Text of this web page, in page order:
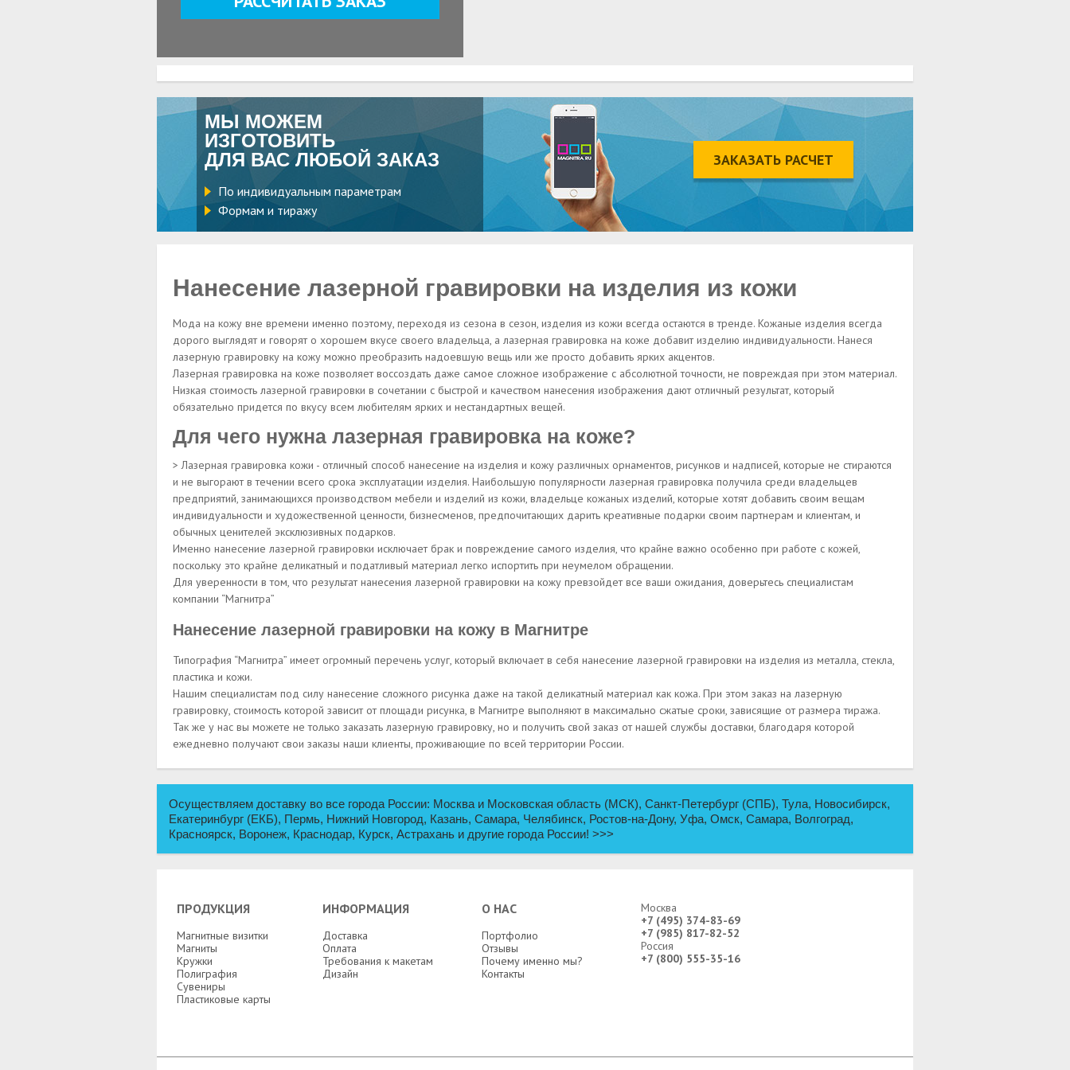
МЫ МОЖЕМ
ИЗГОТОВИТЬ
ДЛЯ ВАС ЛЮБОЙ ЗАКАЗ
По индивидуальным параметрам
Формам и тиражу
ЗАКАЗАТЬ РАСЧЕТ
Нанесение лазерной гравировки на изделия из кожи
Мода на кожу вне времени именно поэтому, переходя из сезона в сезон, изделия из кожи всегда остаются в тренде. Кожаные изделия всегда
дорого выглядят и говорят о хорошем вкусе своего владельца, а лазерная гравировка на коже добавит изделию индивидуальности. Нанеся
лазерную гравировку на кожу можно преобразить надоевшую вещь или же просто добавить ярких акцентов.
Лазерная гравировка на коже позволяет воссоздать даже самое сложное изображение с абсолютной точности, не повреждая при этом материал.
Низкая стоимость лазерной гравировки в сочетании с быстрой и качеством нанесения изображения дают отличный результат, который
обязательно придется по вкусу всем любителям ярких и нестандартных вещей.
Для чего нужна лазерная гравировка на коже?
> Лазерная гравировка кожи - отличный способ нанесение на изделия и кожу различных орнаментов, рисунков и надписей, которые не стираются
и не выгорают в течении всего срока эксплуатации изделия. Наибольшую популярности лазерная гравировка получила среди владельцев
предприятий, занимающихся производством мебели и изделий из кожи, владельце кожаных изделий, которые хотят добавить своим вещам
индивидуальности и художественной ценности, бизнесменов, предпочитающих дарить креативные подарки своим партнерам и клиентам, и
обычных ценителей эксклюзивных подарков.
Именно нанесение лазерной гравировки исключает брак и повреждение самого изделия, что крайне важно особенно при работе с кожей,
поскольку это крайне деликатный и податливый материал легко испортить при неумелом обращении.
Для уверенности в том, что результат нанесения лазерной гравировки на кожу превзойдет все ваши ожидания, доверьтесь специалистам
компании “Магнитра”
Нанесение лазерной гравировки на кожу в Магнитре
Типография “Магнитра” имеет огромный перечень услуг, который включает в себя нанесение лазерной гравировки на изделия из металла, стекла,
пластика и кожи.
Нашим специалистам под силу нанесение сложного рисунка даже на такой деликатный материал как кожа. При этом заказ на лазерную
гравировку, стоимость которой зависит от площади рисунка, в Магнитре выполняют в максимально сжатые сроки, зависящие от размера тиража.
Так же у нас вы можете не только заказать лазерную гравировку, но и получить свой заказ от нашей службы доставки, благодаря которой
ежедневно получают свои заказы наши клиенты, проживающие по всей территории России.
Осуществляем доставку во все города России: Москва и Московская область (МСК), Санкт-Петербург (СПБ), Тула, Новосибирск,
Екатеринбург (ЕКБ), Пермь, Нижний Новгород, Казань, Самара, Челябинск, Ростов-на-Дону, Уфа, Омск, Самара, Волгоград,
Красноярск, Воронеж, Краснодар, Курск, Астрахань и другие города России! >>>
ПРОДУКЦИЯ
Магнитные визитки
Магниты
Кружки
Полиграфия
Сувениры
Пластиковые карты
ИНФОРМАЦИЯ
Доставка
Оплата
Требования к макетам
Дизайн
О НАС
Портфолио
Отзывы
Почему именно мы?
Контакты
Москва
+7 (495) 374-83-69
+7 (985) 817-82-52
Россия
+7 (800) 555-35-16
Напишите нам в Telegram
и мы оперативно
рассчитаем ваш заказ!
Написать в Telegram
Оставить заявку